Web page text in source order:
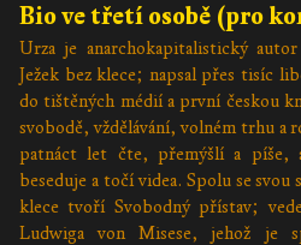
Bio ve třetí osobě (pro
Urza je anarchokapitalistický
Ježek bez klece; napsal přes tisíc
do tištěných médií a první českou
svobodě, vždělávání, volném trhu a
patnáct let čte, přemýšlí a píše,
beseduje a točí videa. Spolu se svou
klece tvoří Svobodný přístav;
Ludwiga von Misese, jehož je